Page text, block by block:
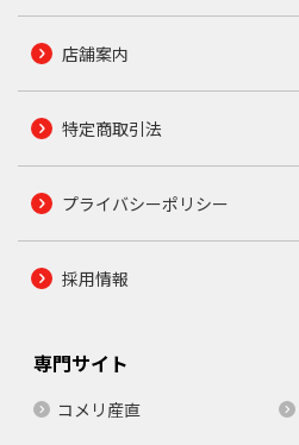
店舗案内
特定商取引法
プライバシーポリシー
採用情報
専門サイト
コメリ産直